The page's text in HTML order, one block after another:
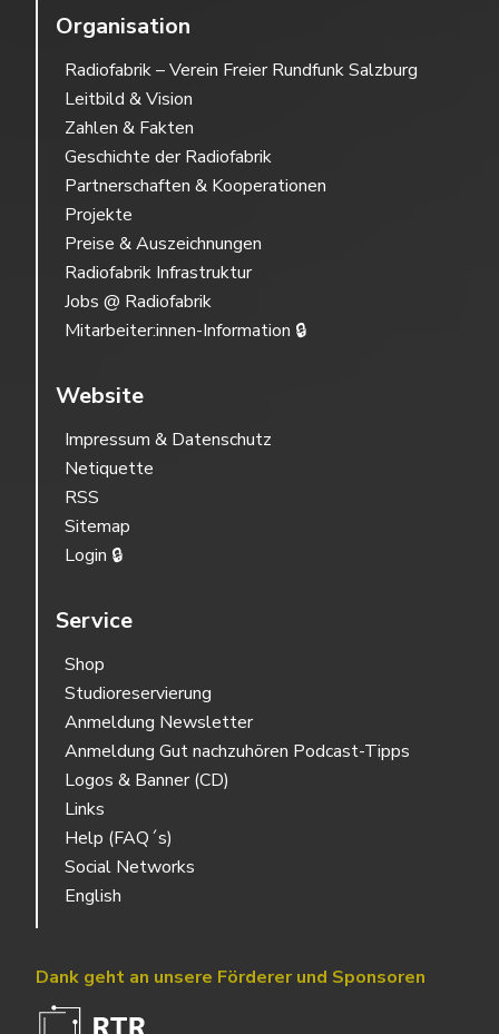
Organisation
Radiofabrik – Verein Freier Rundfunk Salzburg
Leitbild & Vision
Zahlen & Fakten
Geschichte der Radiofabrik
Partnerschaften & Kooperationen
Projekte
Preise & Auszeichnungen
Radiofabrik Infrastruktur
Jobs @ Radiofabrik
Mitarbeiter:innen-Information 🔒
Website
Impressum & Datenschutz
Netiquette
RSS
Sitemap
Login 🔒
Service
Shop
Studioreservierung
Anmeldung Newsletter
Anmeldung Gut nachzuhören Podcast-Tipps
Logos & Banner (CD)
Links
Help (FAQ´s)
Social Networks
English
Dank geht an unsere Förderer und Sponsoren